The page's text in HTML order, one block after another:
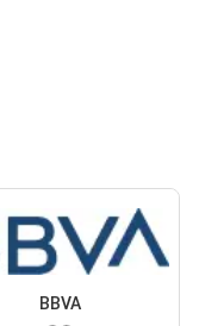
BBVA